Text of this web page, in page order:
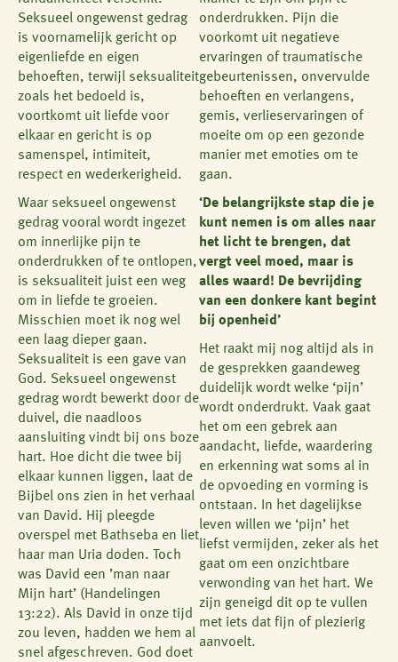
Seksueel ongewenst gedrag
is voornamelijk gericht op
eigenliefde en eigen
behoeften, terwijl seksualiteit
zoals het bedoeld is,
voortkomt uit liefde voor
elkaar en gericht is op
samenspel, intimiteit,
respect en wederkerigheid.
Waar seksueel ongewenst
gedrag vooral wordt ingezet
om innerlijke pijn te
onderdrukken of te ontlopen,
is seksualiteit juist een weg
om in liefde te groeien.
Misschien moet ik nog wel
een laag dieper gaan.
Seksualiteit is een gave van
God. Seksueel ongewenst
gedrag wordt bewerkt door de
duivel, die naadloos
aansluiting vindt bij ons boze
hart. Hoe dicht die twee bij
elkaar kunnen liggen, laat de
Bijbel ons zien in het verhaal
van David. Hij pleegde
overspel met Bathseba en liet
haar man Uria doden. Toch
was David een ’man naar
Mijn hart’ (Handelingen
13:22). Als David in onze tijd
zou leven, hadden we hem al
snel afgeschreven. God doet
onderdrukken. Pijn die
voorkomt uit negatieve
ervaringen of traumatische
gebeurtenissen, onvervulde
behoeften en verlangens,
gemis, verlieservaringen of
moeite om op een gezonde
manier met emoties om te
gaan.
‘De belangrijkste stap die je
kunt nemen is om alles naar
het licht te brengen, dat
vergt veel moed, maar is
alles waard! De bevrijding
van een donkere kant begint
bij openheid’
Het raakt mij nog altijd als in
de gesprekken gaandeweg
duidelijk wordt welke ‘pijn’
wordt onderdrukt. Vaak gaat
het om een gebrek aan
aandacht, liefde, waardering
en erkenning wat soms al in
de opvoeding en vorming is
ontstaan. In het dagelijkse
leven willen we ‘pijn’ het
liefst vermijden, zeker als het
gaat om een onzichtbare
verwonding van het hart. We
zijn geneigd dit op te vullen
met iets dat fijn of plezierig
aanvoelt.